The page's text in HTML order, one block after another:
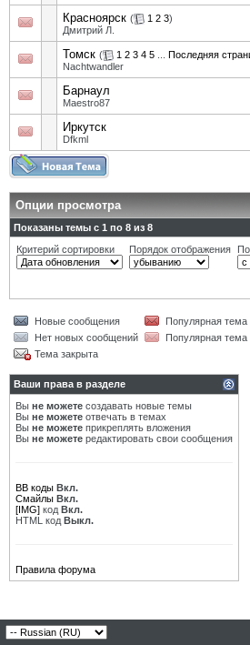
Красноярск ( 1 2 3)
Дмитрий Л.
Томск ( 1 2 3 4 5 Последняя
Nachtwandler
Барнаул
Maestro87
Иркутск
Dfkml
Опции просмотра
Показаны темы с 1 по 8 из 8
Критерий сортировки
Порядок отображения
Новые сообщения
Популярная
Нет новых сообщений
Популярная
Тема закрыта
Ваши права в разделе
Вы не можете создавать новые темы
Вы не можете отвечать в темах
Вы не можете прикреплять вложения
Вы не можете редактировать свои сообщения
BB коды Вкл.
Смайлы Вкл.
[IMG] код Вкл.
HTML код Выкл.
Правила форума